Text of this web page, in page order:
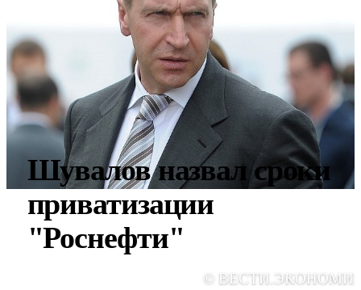
Шувалов назвал сроки
приватизации
"Роснефти"
©